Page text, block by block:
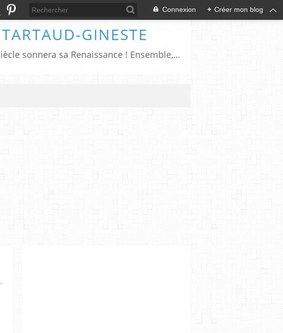
Connexion + Créer mon blog
GINESTE
Salers, cîté millénaire pétrie d'histoires et de traditions; le XXIème siècle sonnera sa Renaissance ! Ensemble, ayons à cœur de faire revivre Salers